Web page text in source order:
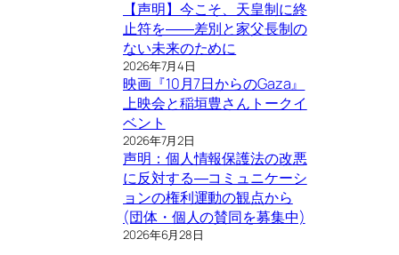
【声明】今こそ、天皇制に終
止符を――差別と家父長制の
ない未来のために
2026年7月4日
映画『10月7日からのGaza』
上映会と稲垣豊さんトークイ
ベント
2026年7月2日
声明：個人情報保護法の改悪
に反対する―コミュニケーシ
ョンの権利運動の観点から
(団体・個人の賛同を募集中)
2026年6月28日